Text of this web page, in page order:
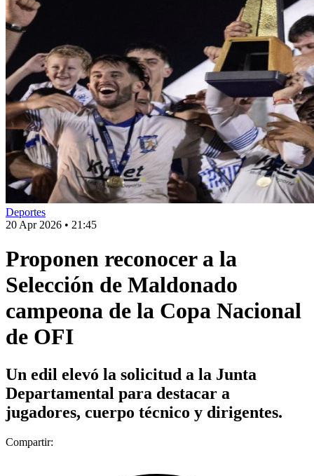
Deportes
20 Apr 2026 • 21:45
Proponen reconocer a la
Selección de Maldonado
campeona de la Copa Nacional
de OFI
Un edil elevó la solicitud a la Junta
Departamental para destacar a
jugadores, cuerpo técnico y dirigentes.
Compartir: